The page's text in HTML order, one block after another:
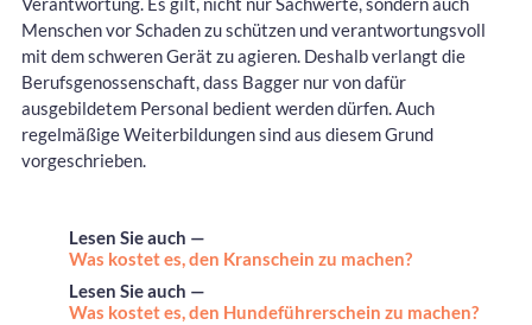
Menschen vor Schaden zu schützen und verantwortungsvoll
mit dem schweren Gerät zu agieren. Deshalb verlangt die
Berufsgenossenschaft, dass Bagger nur von dafür
ausgebildetem Personal bedient werden dürfen. Auch
regelmäßige Weiterbildungen sind aus diesem Grund
vorgeschrieben.
Lesen Sie auch —
Was kostet es, den Kranschein zu machen?
Lesen Sie auch —
Was kostet es, den Hundeführerschein zu machen?